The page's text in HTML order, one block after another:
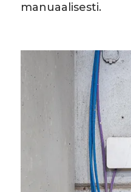
manuaalisesti.